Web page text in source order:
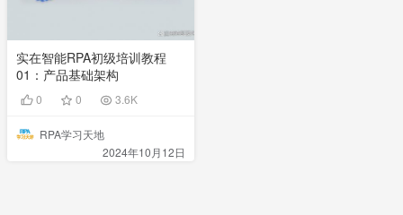
实在智能RPA初级培训教程
01：产品基础架构
0 0 3.6K
RPA学习天地
2024年10月12日